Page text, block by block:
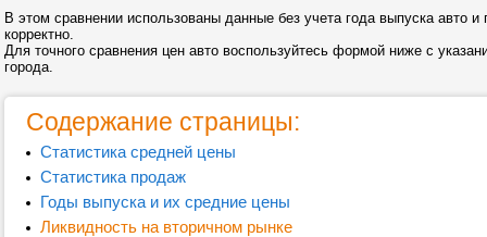
В этом сравнении использованы данные без учета года выпуска авто и
корректно.
Для точного сравнения цен авто воспользуйтесь формой ниже с
города.
Содержание страницы:
Статистика средней цены
Статистика продаж
Годы выпуска и их средние цены
Ликвидность на вторичном рынке